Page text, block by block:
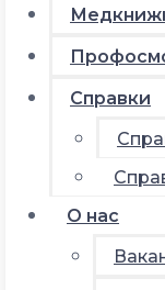
Справки
О нас